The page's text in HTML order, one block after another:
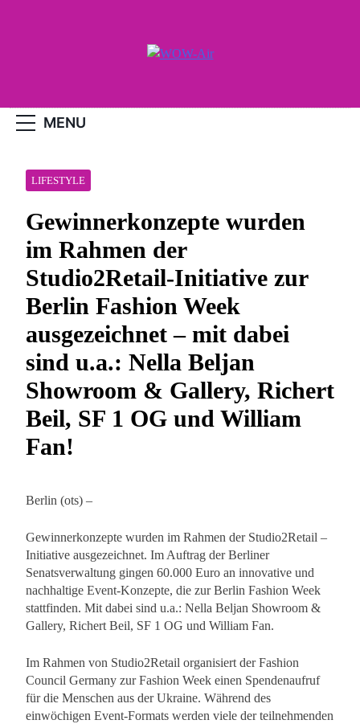
MENU
LIFESTYLE
Gewinnerkonzepte wurden
im Rahmen der
Studio2Retail-Initiative zur
Berlin Fashion Week
ausgezeichnet – mit dabei
sind u.a.: Nella Beljan
Showroom & Gallery, Richert
Beil, SF 1 OG und William
Fan!
Berlin (ots) –
Gewinnerkonzepte wurden im Rahmen der Studio2Retail –
Initiative ausgezeichnet. Im Auftrag der Berliner
Senatsverwaltung gingen 60.000 Euro an innovative und
nachhaltige Event-Konzepte, die zur Berlin Fashion Week
stattfinden. Mit dabei sind u.a.: Nella Beljan Showroom &
Gallery, Richert Beil, SF 1 OG und William Fan.
Im Rahmen von Studio2Retail organisiert der Fashion
Council Germany zur Fashion Week einen Spendenaufruf
für die Menschen aus der Ukraine. Während des
einwöchigen Event-Formats werden viele der teilnehmenden